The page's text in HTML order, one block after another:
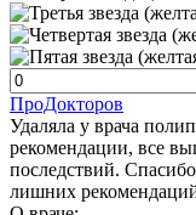
ПроДокторов
Удаляла у врача
рекомендации, все
последствий.
лишних